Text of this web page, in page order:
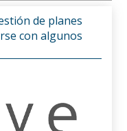
de planes
con algunos